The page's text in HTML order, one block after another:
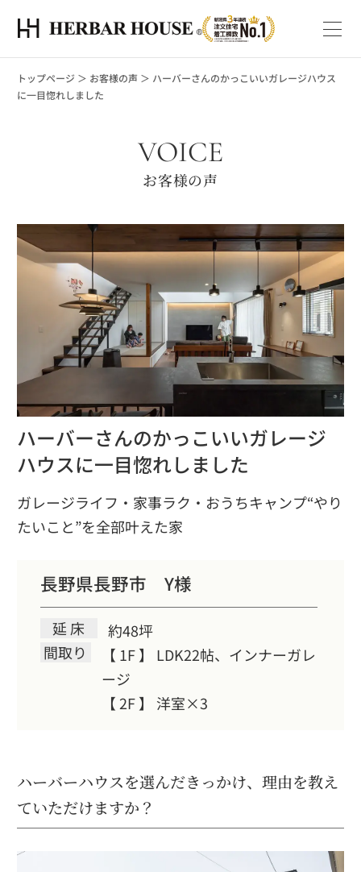
トップページ ＞ お客様の声＞ ハーバーさんのかっこいいガレージハウス
に一目惚れしました
VOICE
お客様の声
ハーバーさんのかっこいいガレージ
ハウスに一目惚れしました
ガレージライフ・家事ラク・おうちキャンプ“やり
たいこと”を全部叶えた家
長野県長野市 Y様
延 床
約48坪
間取り
【 1F 】
LDK22帖、インナーガレ
ージ
【 2F 】
洋室×3
ハーバーハウスを選んだきっかけ、理由を教え
ていただけますか？